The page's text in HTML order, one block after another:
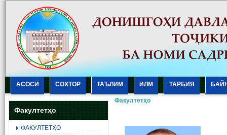
АСОСӢ СОХТОР ТАЪЛИМ ИЛМ ТАРБИЯ
Факултетҳо
ФАКУЛТЕТҲО
Факултетҳо